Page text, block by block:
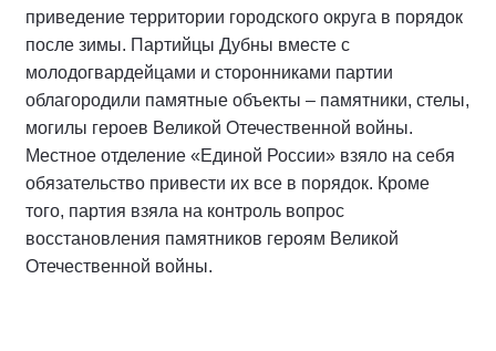
приведение территории городского округа в порядок
после зимы. Партийцы Дубны вместе с
молодогвардейцами и сторонниками партии
облагородили памятные объекты – памятники, стелы,
могилы героев Великой Отечественной войны.
Местное отделение «Единой России» взяло на себя
обязательство привести их все в порядок. Кроме
того, партия взяла на контроль вопрос
восстановления памятников героям Великой
Отечественной войны.